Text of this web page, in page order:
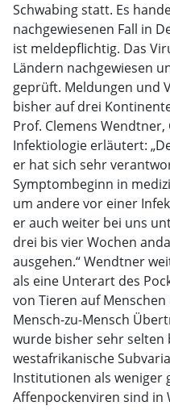
Schwabing statt. Es
nachgewiesenen Fall in
ist meldepflichtig. Das
Ländern nachgewiesen
geprüft. Meldungen und
bisher auf drei
Prof. Clemens
Infektiologie erläutert:
er hat sich sehr
Symptombeginn in
um andere vor einer
er auch weiter bei uns
drei bis vier Wochen
ausgehen.“ Wendtner
als eine Unterart des
von Tieren auf
Mensch-zu-Mensch
wurde bisher sehr selten
westafrikanische
Institutionen als weniger
Affenpockenviren sind in